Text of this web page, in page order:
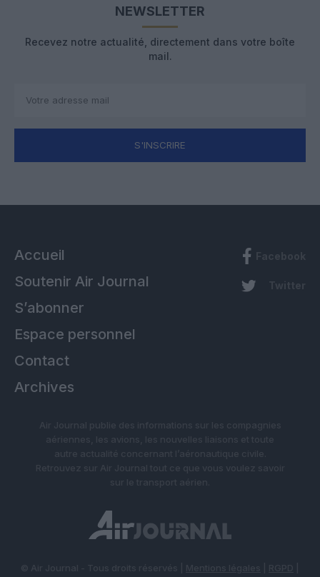
NEWSLETTER
Recevez notre actualité, directement dans votre boîte
mail.
S'INSCRIRE
Accueil
Soutenir Air Journal
S’abonner
Espace personnel
Contact
Archives